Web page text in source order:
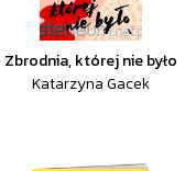
Zbrodnia, której nie było
Katarzyna Gacek